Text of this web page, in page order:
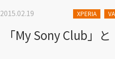
2015.02.19 XPERIA
「My Sony Club」